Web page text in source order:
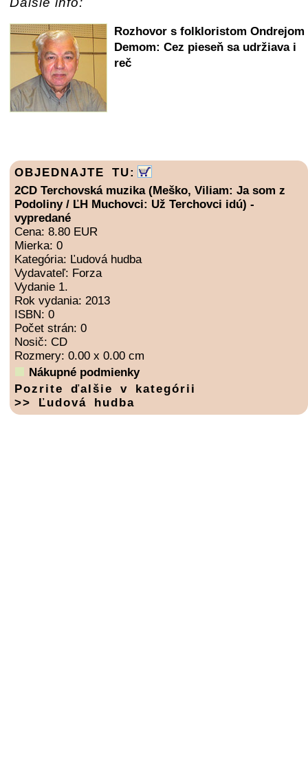
Rozhovor s folkloristom Ondrejom
Demom: Cez pieseň sa udržiava i
reč
OBJEDNAJTE TU:
2CD Terchovská muzika (Meško, Viliam: Ja som z
Podoliny / ĽH Muchovci: Už Terchovci idú) -
vypredané
Cena: 8.80 EUR
Mierka: 0
Kategória: Ľudová hudba
Vydavateľ: Forza
Vydanie 1.
Rok vydania: 2013
ISBN: 0
Počet strán: 0
Nosič: CD
Rozmery: 0.00 x 0.00 cm
Nákupné podmienky
Pozrite ďalšie v kategórii
>> Ľudová hudba